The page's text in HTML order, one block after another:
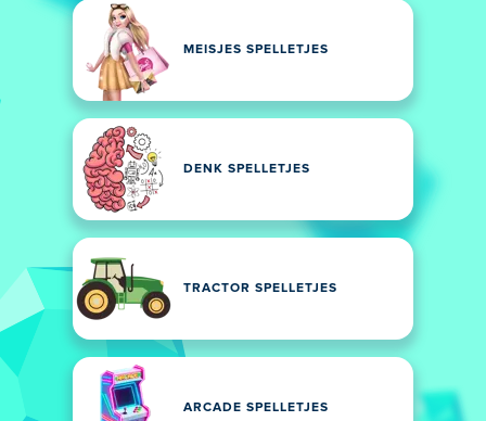
MEISJES SPELLETJES
DENK SPELLETJES
TRACTOR SPELLETJES
ARCADE SPELLETJES